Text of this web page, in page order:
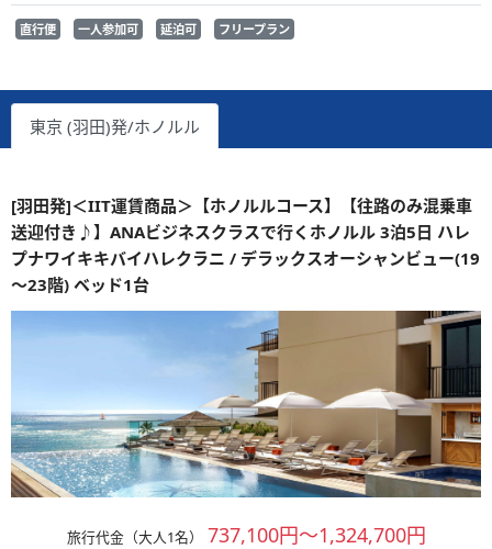
直行便 一人参加可 延泊可 フリープラン
東京 (羽田)発/ホノルル
[羽田発]＜IIT運賃商品＞【ホノルルコース】【往路のみ混乗車
送迎付き♪】ANAビジネスクラスで行くホノルル 3泊5日 ハレ
プナワイキキバイハレクラニ / デラックスオーシャンビュー(19
～23階) ベッド1台
旅行代金（大人1名） 737,100円～1,324,700円